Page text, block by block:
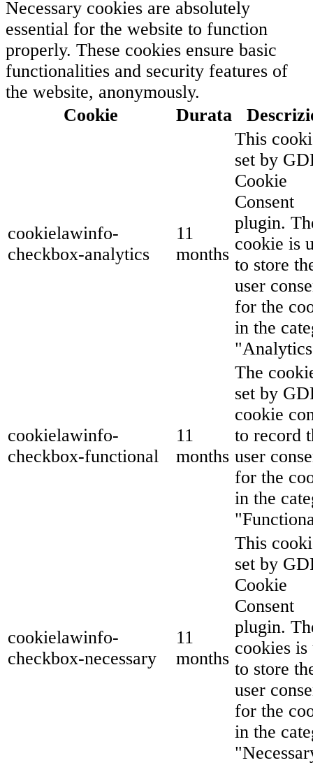
Necessary cookies are absolutely
essential for the website to function
properly. These cookies ensure basic
functionalities and security features of
the website, anonymously.
Cookie
Durata
cookielawinfo-
checkbox-analytics
11
months
This
set by
Cookie
Consent
plugin.
cookie is
to store
user
for the
in the
cookielawinfo-
checkbox-functional
11
months
The
set by
cookie
to record
user
for the
in the
cookielawinfo-
checkbox-necessary
11
months
This
set by
Cookie
Consent
plugin.
cookies is
to store
user
for the
in the